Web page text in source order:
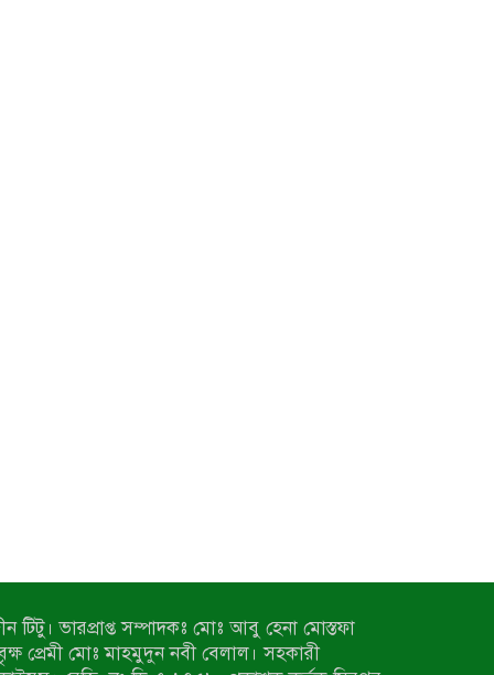
ভারপ্রাপ্ত সম্পাদকঃ মোঃ আবু হেনা মোস্তফা
প্রেমী মোঃ মাহমুদুন নবী বেলাল। সহকারী